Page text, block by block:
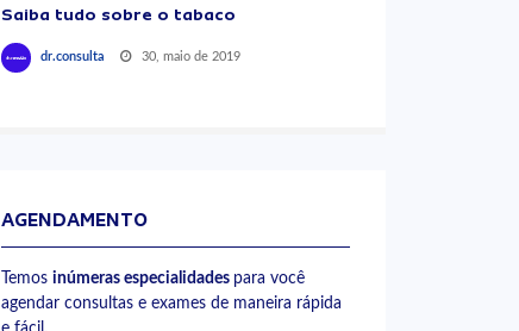
Saiba tudo sobre o tabaco
dr.consulta 30, maio de 2019
AGENDAMENTO
Temos inúmeras especialidades para você
agendar consultas e exames de maneira rápida